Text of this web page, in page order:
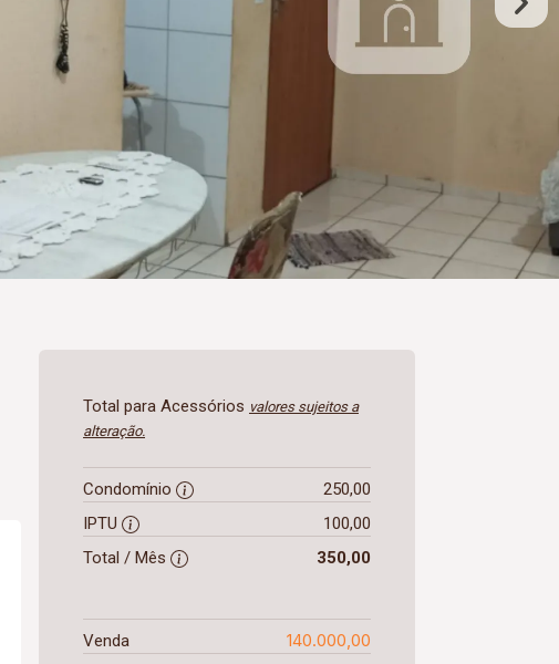
Total para Acessórios valores sujeitos a
alteração.
Condomínio
250,00
IPTU
100,00
Total / Mês
350,00
Venda 140.000,00